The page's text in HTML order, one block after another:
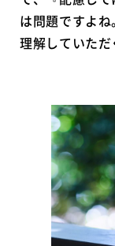
は問題ですよ
理解していただ